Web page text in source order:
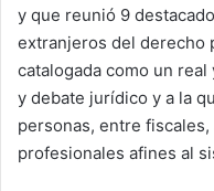
y que reunió 9
extranjeros del derecho
catalogada como un
y debate jurídico y a la
personas, entre
profesionales afines al